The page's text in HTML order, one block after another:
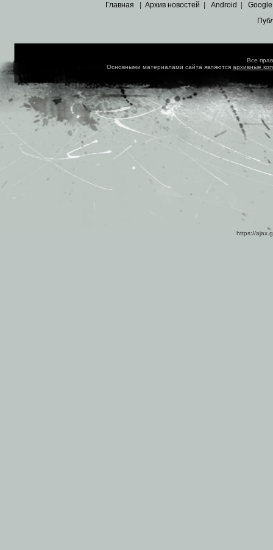
Главная Архив новостей Android Google
Все
Основными материалами сайта являются архивные
https://